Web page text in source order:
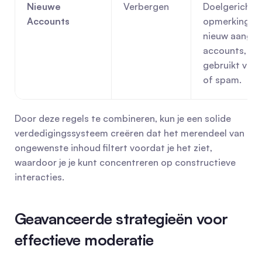
Nieuwe
Accounts
Verbergen
Doelgericht
opmerkingen
nieuw
accounts,
gebruikt
of spam.
Door deze regels te combineren, kun je een solide
verdedigingssysteem creëren dat het merendeel van
ongewenste inhoud filtert voordat je het ziet,
waardoor je je kunt concentreren op constructieve
interacties.
Geavanceerde strategieën voor
effectieve moderatie